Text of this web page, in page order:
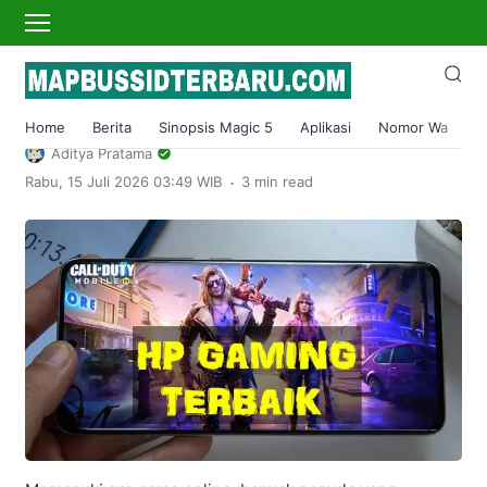
Home Berita Sinopsis Magic 5 Aplikasi Nomor Wa
Home›Tech and Gadget
6 HP Gaming Murah 1 Jutaan Terbaik,
RAM Mulai 4GB-6GB!
Aditya Pratama
Rabu, 15 Juli 2026 03:49 WIB . 3 min read